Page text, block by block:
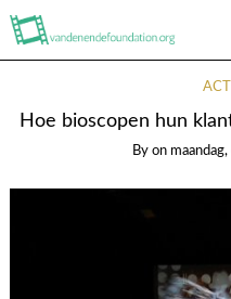
Hoe bioscopen hun
By on